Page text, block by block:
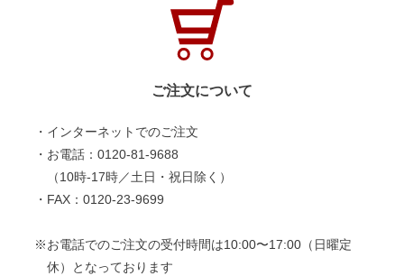
ご注文について
・インターネットでのご注文
・お電話：0120-81-9688
（10時-17時／土日・祝日除く）
・FAX：0120-23-9699
※お電話でのご注文の受付時間は10:00〜17:00（日曜定
休）となっております